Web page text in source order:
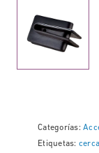
Categorías:
Etiquetas: